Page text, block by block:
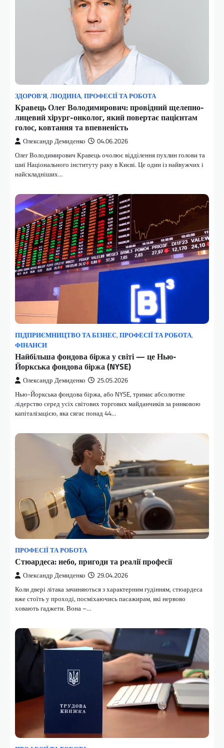
ЗДОРОВ'Я, ЛЮДИНА, ПРОФЕСІЇ ТА РОБОТА
Кравець Олег Володимирович: провідний щелепно-
лицевий хірург-онколог, який повертає пацієнтам
голос, ковтання та впевненість
Олександр Демиденко 04.06.2026
Олег Володимирович Кравець очолює відділення пухлин голови та
шиї Національного інституту раку в Києві. Це один із найвужчих і
найскладніших…
ПІДПРИЄМНИЦТВО ТА БІЗНЕС, ПРОФЕСІЇ ТА РОБОТА,
ФІНАНСИ
Найбільша фондова біржа у світі — це Нью-
Йоркська фондова біржа (NYSE)
Олександр Демиденко 25.05.2026
Нью-Йоркська фондова біржа, або NYSE, тримає абсолютне
лідерство серед усіх світових торгових майданчиків за ринковою
капіталізацією, яка сягає понад 44…
ПРОФЕСІЇ ТА РОБОТА
Стюардеса: небо, пригоди та реалії професії
Олександр Демиденко 29.04.2026
Коли двері літака зачиняються з характерним гудінням, стюардеса
вже стоїть у проході, посміхаючись пасажирам, які нервово
ховають гаджети. Вона –…